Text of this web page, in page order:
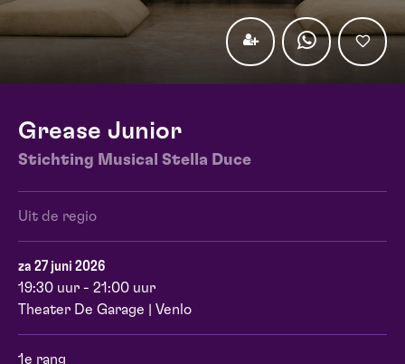
Grease Junior
Stichting Musical Stella Duce
Uit de regio
za 27 juni 2026
19:30 uur - 21:00 uur
Theater De Garage | Venlo
1e rang